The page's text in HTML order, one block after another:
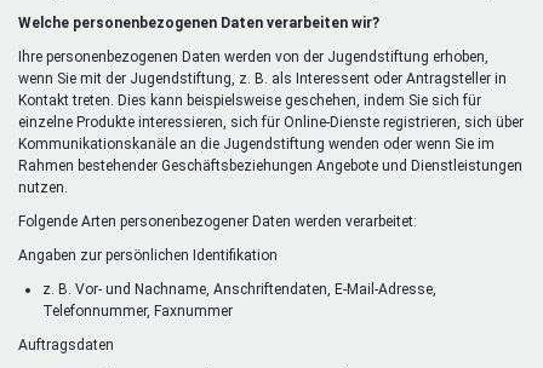
Welche personenbezogenen Daten verarbeiten wir?
Ihre personenbezogenen Daten werden von der Jugendstiftung erhoben,
wenn Sie mit der Jugendstiftung, z. B. als Interessent oder Antragsteller in
Kontakt treten. Dies kann beispielsweise geschehen, indem Sie sich für
einzelne Produkte interessieren, sich für Online-Dienste registrieren, sich über
Kommunikationskanäle an die Jugendstiftung wenden oder wenn Sie im
Rahmen bestehender Geschäftsbeziehungen Angebote und Dienstleistungen
nutzen.
Folgende Arten personenbezogener Daten werden verarbeitet:
Angaben zur persönlichen Identifikation
z. B. Vor- und Nachname, Anschriftendaten, E-Mail-Adresse,
Telefonnummer, Faxnummer
Auftragsdaten